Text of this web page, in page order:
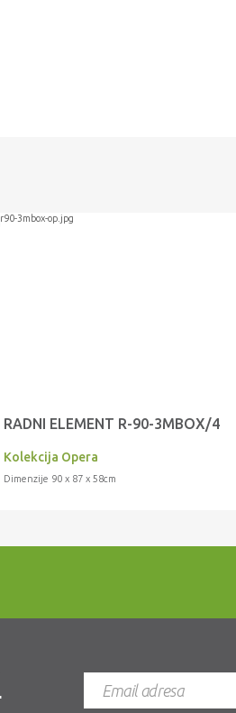
RADNI ELEMENT R-90-3MBOX/4
Kolekcija Opera
Dimenzije 90 x 87 x 58cm